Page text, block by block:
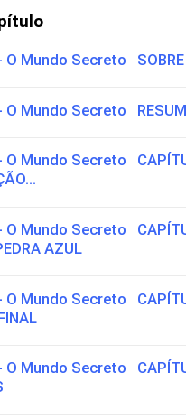
O Mundo Secreto SOBRE
O Mundo Secreto
O Mundo Secreto
O Mundo Secreto
AZUL
O Mundo Secreto
O Mundo Secreto